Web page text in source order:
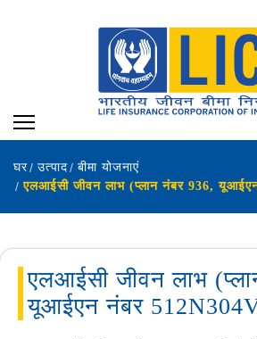
घर उत्पाद
बीमा योजनाएं
एलआईसी जीवन लाभ
यूआईएन नंबर